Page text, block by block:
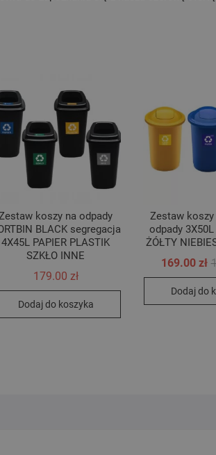
koszy na odpady
BLACK segregacja
4X45L PAPIER PLASTIK
SZKŁO INNE
179.00 zł
Dodaj do koszyka
Zestaw koszy
odpady
ŻÓŁTY
169.00 zł
Dodaj do